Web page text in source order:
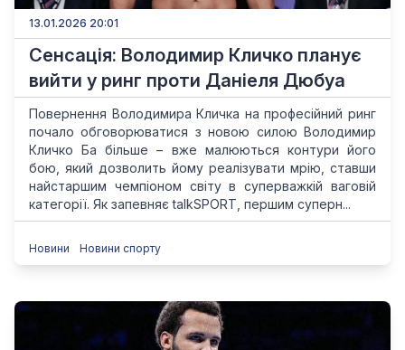
13.01.2026 20:01
Сенсація: Володимир Кличко планує
вийти у ринг проти Даніеля Дюбуа
Повернення Володимира Кличка на професійний ринг
почало обговорюватися з новою силою Володимир
Кличко Ба більше – вже малюються контури його
бою, який дозволить йому реалізувати мрію, ставши
найстаршим чемпіоном світу в суперважкій ваговій
категорії. Як запевняє talkSPORT, першим суперн...
Новини Новини спорту